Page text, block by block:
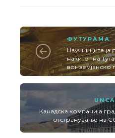
ФУТУРАМА
Научниците ја
накитот на
вонземјанско
Канадска компанија
отстранување на